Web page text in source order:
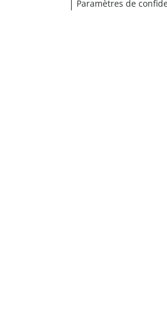
Paramètres de